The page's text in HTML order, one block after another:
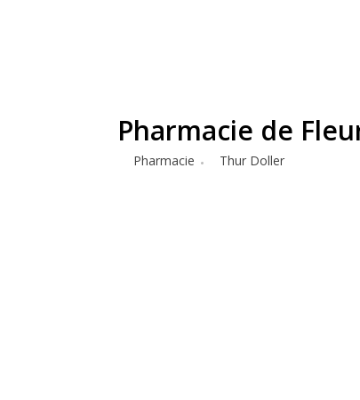
Pharmacie de
Pharmacie Thur Doller